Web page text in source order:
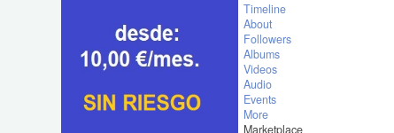
Timeline
About
Followers
Albums
Videos
Audio
Events
More
Marketplace